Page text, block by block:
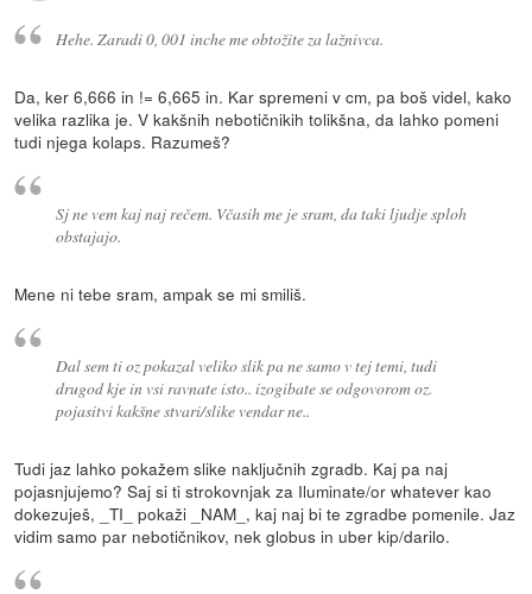
Hehe. Zaradi 0, 001 inche me obtožite za lažnivca.
Da, ker 6,666 in != 6,665 in. Kar spremeni v cm, pa boš videl, kako
velika razlika je. V kakšnih nebotičnikih tolikšna, da lahko pomeni
tudi njega kolaps. Razumeš?
Sj ne vem kaj naj rečem. Včasih me je sram, da taki ljudje sploh
obstajajo.
Mene ni tebe sram, ampak se mi smiliš.
Dal sem ti oz pokazal veliko slik pa ne samo v tej temi, tudi
drugod kje in vsi ravnate isto.. izogibate se odgovorom oz.
pojasitvi kakšne stvari/slike vendar ne..
Tudi jaz lahko pokažem slike naključnih zgradb. Kaj pa naj
pojasnjujemo? Saj si ti strokovnjak za Iluminate/or whatever kao
dokezuješ, _TI_ pokaži _NAM_, kaj naj bi te zgradbe pomenile. Jaz
vidim samo par nebotičnikov, nek globus in uber kip/darilo.